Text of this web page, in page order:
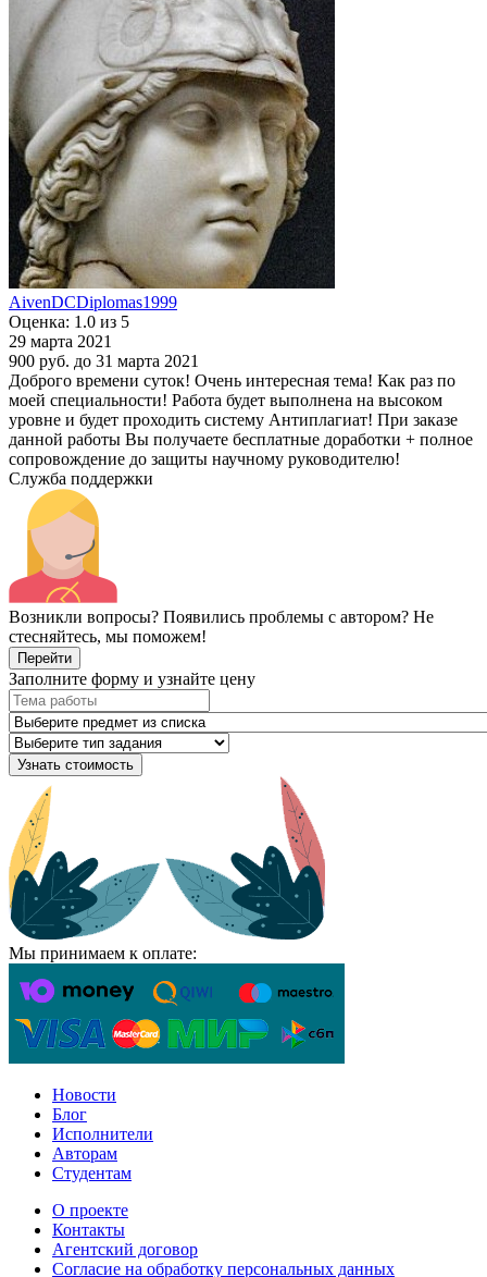
AivenDCDiplomas1999
Оценка: 1.0 из 5
29 марта 2021
900 руб. до 31 марта 2021
Доброго времени суток! Очень интересная тема! Как раз по
моей специальности! Работа будет выполнена на высоком
уровне и будет проходить систему Антиплагиат! При заказе
данной работы Вы получаете бесплатные доработки + полное
сопровождение до защиты научному руководителю!
Служба поддержки
Возникли вопросы? Появились проблемы с автором? Не
стесняйтесь, мы поможем!
Перейти
Заполните форму и узнайте цену
Узнать стоимость
Мы принимаем к оплате:
Новости
Блог
Исполнители
Авторам
Студентам
О проекте
Контакты
Агентский договор
Согласие на обработку персональных данных